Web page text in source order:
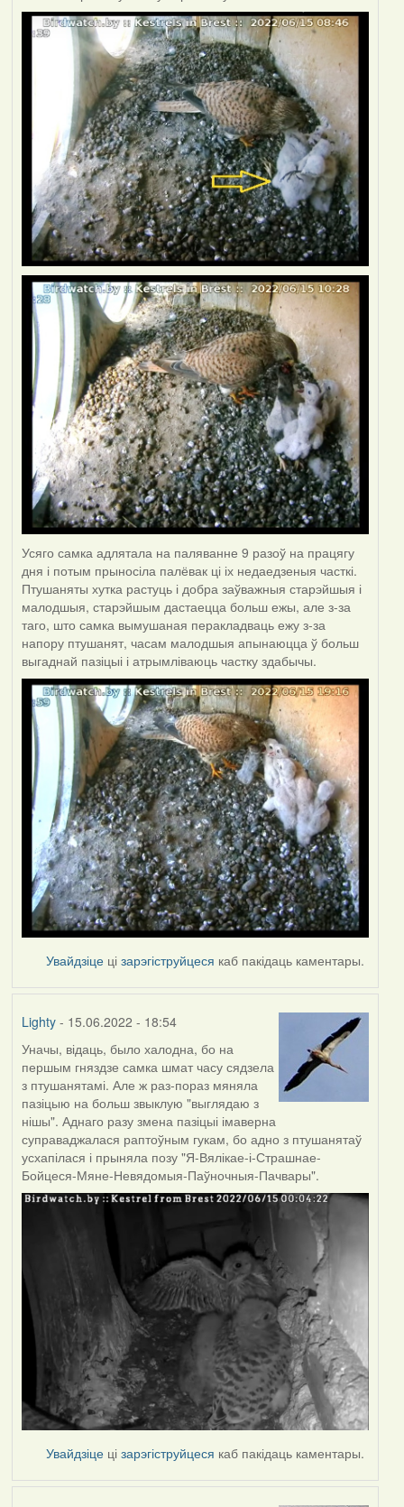
Усяго самка адлятала на паляванне 9 разоў на працягу
дня і потым прыносіла палёвак ці іх недаедзеныя часткі.
Птушаняты хутка растуць і добра заўважныя старэйшыя і
малодшыя, старэйшым дастаецца больш ежы, але з-за
таго, што самка вымушаная перакладваць ежу з-за
напору птушанят, часам малодшыя апынаюцца ў больш
выгаднай пазіцыі і атрымліваюць частку здабычы.
Увайдзіце цізарэгіструйцеся каб пакідаць каментары.
Lighty- 15.06.2022 - 18:54
Уначы, відаць, было халодна, бо на
першым гняздзе самка шмат часу сядзела
з птушанятамі. Але ж раз-пораз мяняла
пазіцыю на больш звыклую "выглядаю з
нішы". Аднаго разу змена пазіцыі імаверна
суправаджалася раптоўным гукам, бо адно з птушанятаў
усхапілася і прыняла позу "Я-Вялікае-і-Страшнае-
Бойцеся-Мяне-Невядомыя-Паўночныя-Пачвары".
Увайдзіце цізарэгіструйцеся каб пакідаць каментары.